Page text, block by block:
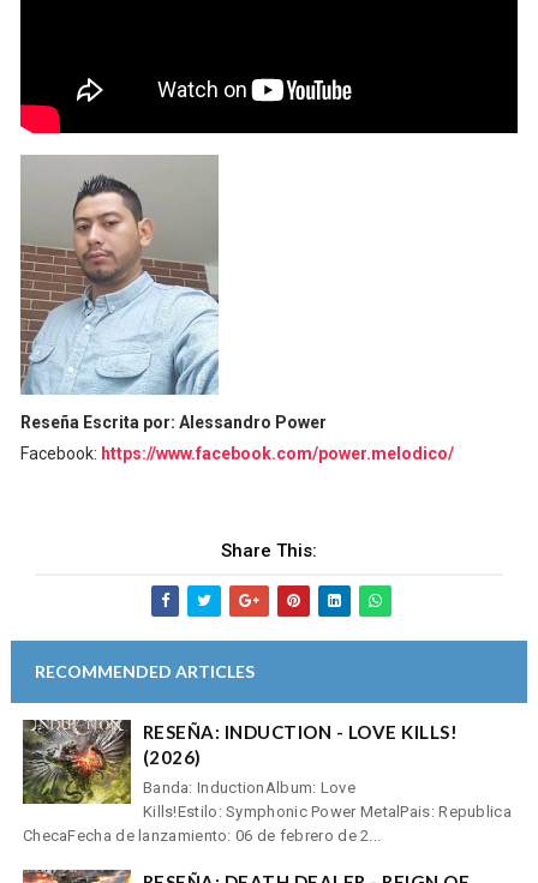
Reseña Escrita por: Alessandro Power
Facebook: https://www.facebook.com/power.melodico/
Share This:
RECOMMENDED ARTICLES
RESEÑA: INDUCTION - LOVE KILLS!
(2026)
Banda: InductionAlbum: Love
Kills!Estilo: Symphonic Power MetalPais: Republica
ChecaFecha de lanzamiento: 06 de febrero de 2...